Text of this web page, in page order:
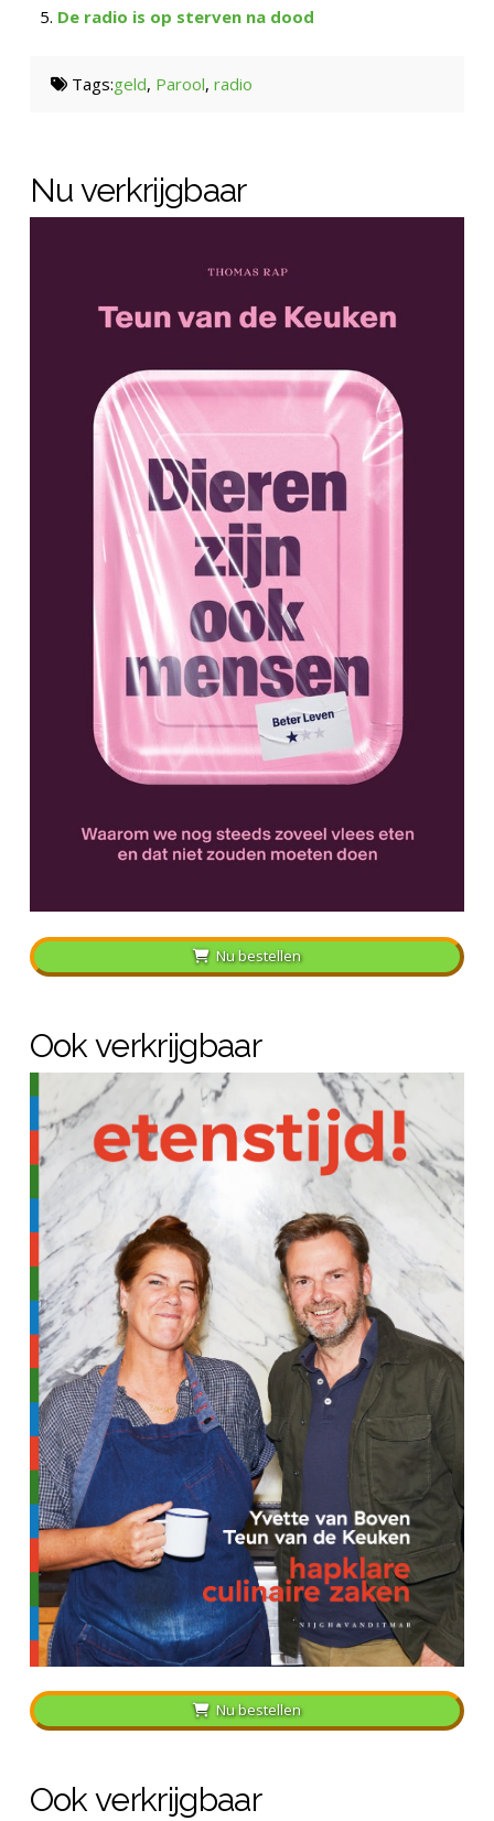
De radio is op sterven na dood
Tags:geld, Parool,radio
Nu verkrijgbaar
Nu bestellen
Ook verkrijgbaar
Nu bestellen
Ook verkrijgbaar